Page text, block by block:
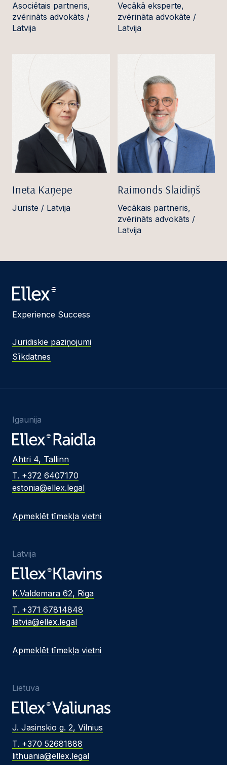
Asociētais partneris,
zvērināts advokāts /
Latvija
Vecākā eksperte,
zvērināta advokāte /
Latvija
Ineta Kaņepe
Juriste / Latvija
Raimonds Slaidiņš
Vecākais partneris,
zvērināts advokāts /
Latvija
Experience Success
Juridiskie paziņojumi
Sīkdatnes
Igaunija
Ahtri 4, Tallinn
T. +372 6407170
estonia@ellex.legal
Apmeklēt tīmekļa vietni
Latvija
K.Valdemara 62, Riga
T. +371 67814848
latvia@ellex.legal
Apmeklēt tīmekļa vietni
Lietuva
J. Jasinskio g. 2, Vilnius
T. +370 52681888
lithuania@ellex.legal